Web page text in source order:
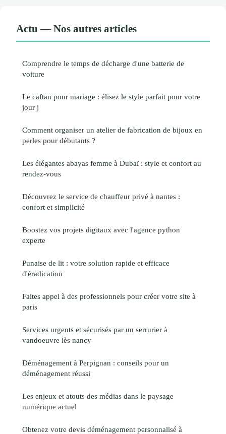
Actu — Nos autres articles
Comprendre le temps de décharge d'une batterie de
voiture
Le caftan pour mariage : élisez le style parfait pour votre
jour j
Comment organiser un atelier de fabrication de bijoux en
perles pour débutants ?
Les élégantes abayas femme à Dubaï : style et confort au
rendez-vous
Découvrez le service de chauffeur privé à nantes :
confort et simplicité
Boostez vos projets digitaux avec l'agence python
experte
Punaise de lit : votre solution rapide et efficace
d'éradication
Faites appel à des professionnels pour créer votre site à
paris
Services urgents et sécurisés par un serrurier à
vandoeuvre lès nancy
Déménagement à Perpignan : conseils pour un
déménagement réussi
Les enjeux et atouts des médias dans le paysage
numérique actuel
Obtenez votre devis déménagement personnalisé à